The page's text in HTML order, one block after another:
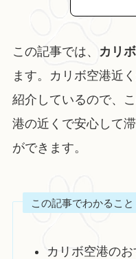
この記事では、 カリ
ます。カリボ空港近
紹介しているので、
港の近くで安心して
ができます。
この記事でわかること
カリボ空港の